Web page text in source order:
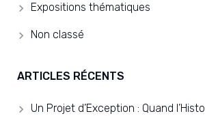
Expositions thématiques
Non classé
ARTICLES RÉCENTS
Un Projet d’Exception : Quand